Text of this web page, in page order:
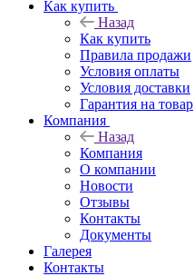
Как купить
Назад
Как купить
Правила продажи
Условия оплаты
Условия доставки
Гарантия на товар
Компания
Назад
Компания
О компании
Новости
Отзывы
Контакты
Документы
Галерея
Контакты